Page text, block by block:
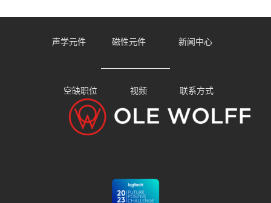
声学元件 磁性元件 新闻中心
空缺职位 视频 联系方式